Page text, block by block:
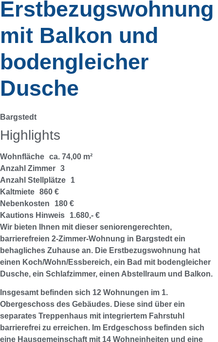
Erstbezugswohnung
mit Balkon und
bodengleicher
Dusche
Bargstedt
Highlights
Wohnfläche ca. 74,00 m²
Anzahl Zimmer 3
Anzahl Stellplätze
1
Kaltmiete 860 €
Nebenkosten
180 €
Kautions Hinweis
1.680,- €
Wir bieten Ihnen mit dieser seniorengerechten,
barrierefreien 2-Zimmer-Wohnung in Bargstedt ein
behagliches Zuhause an. Die Erstbezugswohnung hat
einen Koch/Wohn/Essbereich, ein Bad mit bodengleicher
Dusche, ein Schlafzimmer, einen Abstellraum und Balkon.
Insgesamt befinden sich 12 Wohnungen im 1.
Obergeschoss des Gebäudes. Diese sind über ein
separates Treppenhaus mit integriertem Fahrstuhl
barrierefrei zu erreichen. Im Erdgeschoss befinden sich
eine Hausgemeinschaft mit 14 Wohneinheiten und eine